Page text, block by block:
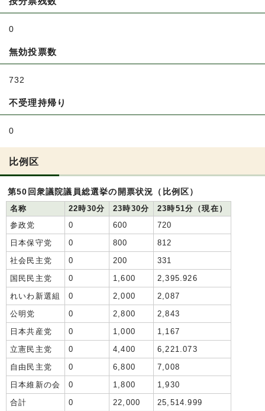
0
無効投票数
732
不受理持帰り
0
比例区
第50回衆議院議員総選挙の開票状況（比例区）
名称
22時30分 23時30分
23時51分（現在）
参政党
0 600
720
日本保守党
0 800
812
社会民主党
0 200
331
国民民主党
0 1,600
2,395.926
れいわ新選組
0 2,000
2,087
公明党
0 2,800
2,843
日本共産党
0 1,000
1,167
立憲民主党
0 4,400
6,221.073
自由民主党
0 6,800
7,008
日本維新の会
0 1,800
1,930
合計
0 22,000
25,514.999